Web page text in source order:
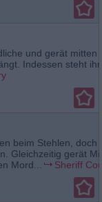
und gerät mitten
Indessen steht
beim Stehlen, doch
Gleichzeitig gerät
Mord...
Sheriff